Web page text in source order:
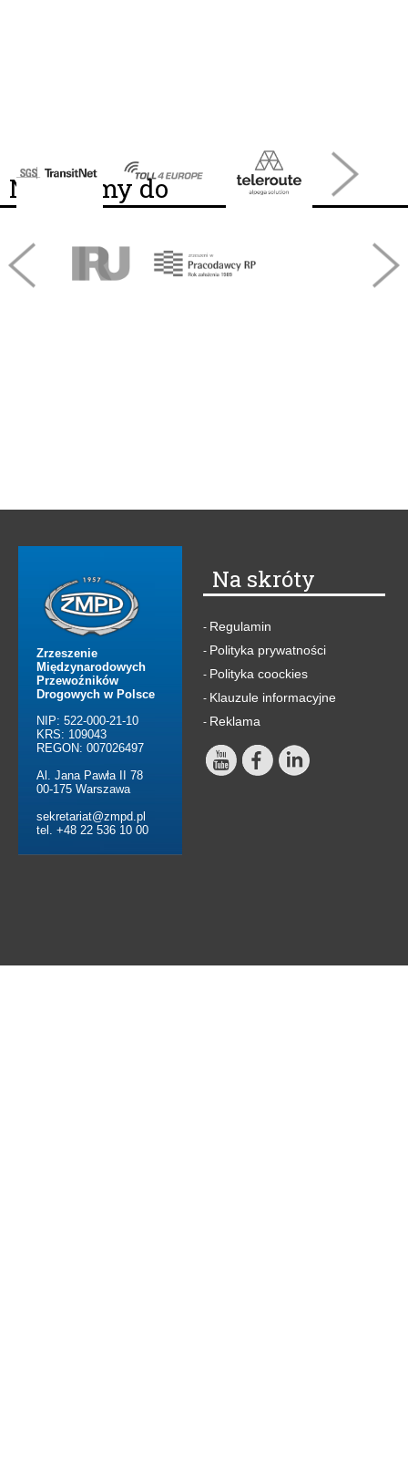
Należymy do
Zrzeszenie
Międzynarodowych
Przewoźników
Drogowych w Polsce
NIP: 522-000-21-10
KRS: 109043
REGON: 007026497
Al. Jana Pawła II 78
00-175 Warszawa
sekretariat@zmpd.pl
tel. +48 22 536 10 00
Na skróty
- Regulamin
- Polityka prywatności
- Polityka coockies
- Klauzule informacyjne
- Reklama